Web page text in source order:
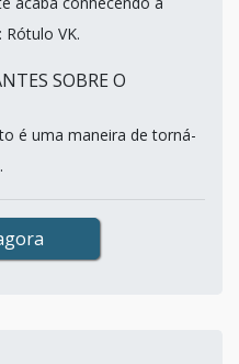
VK.
SOBRE O
é uma maneira de torná-